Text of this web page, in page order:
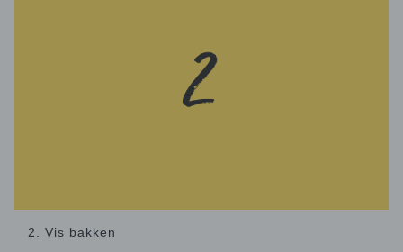
2. Vis bakken